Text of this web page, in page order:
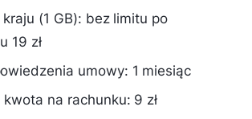
(1 GB): bez limitu po
19 zł
umowy: 1 miesiąc
na rachunku: 9 zł